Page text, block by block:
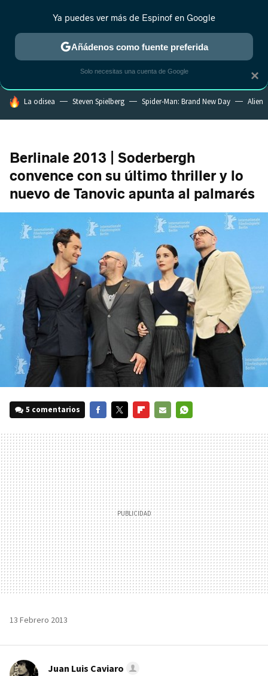
ESTRENOS REALITY ANIME RANKINGS CINE
HOY SE HABLA DE
La odisea Steven Spielberg Spider-Man: Brand New Day Alien
Berlinale 2013 | Soderbergh
convence con su último thriller y lo
nuevo de Tanovic apunta al palmarés
5 comentarios
MAIL
13 Febrero 2013
Juan Luis Caviaro
×
Ya puedes ver más de Espinof en Google
Añádenos como fuente preferida
Solo necesitas una cuenta de Google